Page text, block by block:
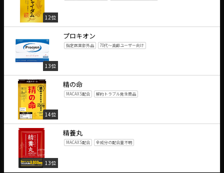
12位
13位
プロキオン
指定医薬部外品 70代～高齢ユーザー向け
14位
精の命
MACAXS配合 解約トラブル発生商品
13位
精養丸
MACAXS配合 全成分の配合量不明